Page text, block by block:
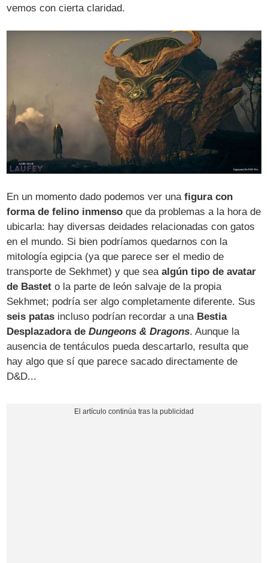
vemos con cierta claridad.
En un momento dado podemos ver unafigura con
forma de felino inmenso que da problemas a la hora de
ubicarla: hay diversas deidades relacionadas con gatos
en el mundo. Si bien podríamos quedarnos con la
mitología egipcia (ya que parece ser el medio de
transporte de Sekhmet) y que seaalgún tipo de avatar
de Bastet o la parte de león salvaje de la propia
Sekhmet; podría ser algo completamente diferente. Sus
seis patas incluso podrían recordar a una Bestia
Desplazadora deDungeons & Dragons. Aunque la
ausencia de tentáculos pueda descartarlo, resulta que
hay algo que sí que parece sacado directamente de
D&D...